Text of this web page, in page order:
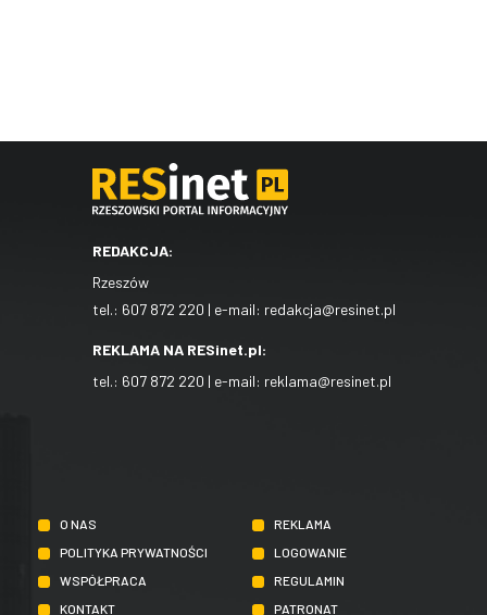
REDAKCJA:
Rzeszów
tel.: 607 872 220 | e-mail: redakcja@resinet.pl
REKLAMA NA RESinet.pl:
tel.: 607 872 220 | e-mail: reklama@resinet.pl
O NAS
REKLAMA
POLITYKA PRYWATNOŚCI
LOGOWANIE
WSPÓŁPRACA
REGULAMIN
KONTAKT
PATRONAT